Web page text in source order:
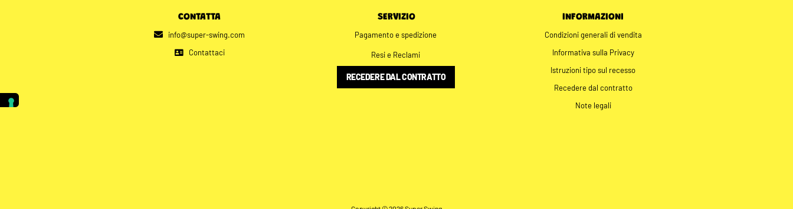
CONTATTA
info@super-swing.com
Contattaci
SERVIZIO
Pagamento e spedizione
Resi e Reclami
RECEDERE DAL CONTRATTO
INFORMAZIONI
Condizioni generali di vendita
Informativa sulla Privacy
Istruzioni tipo sul recesso
Recedere dal contratto
Note legali